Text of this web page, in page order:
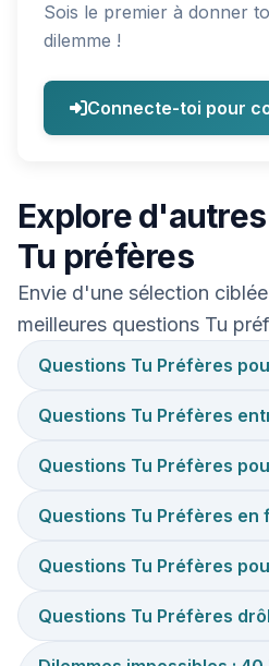
Sois le premier à donner
dilemme !
Connecte-toi pour
Explore
Tu préfères
Envie d'une sélection
meilleures questions Tu
Questions Tu Préfères
Questions Tu Préfères
Questions Tu Préfères
Questions Tu Préfères en
Questions Tu Préfères
Questions Tu Préfères